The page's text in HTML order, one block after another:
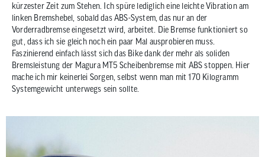
kürzester Zeit zum Stehen. Ich spüre lediglich eine leichte Vibration am
linken Bremshebel, sobald das ABS-System, das nur an der
Vorderradbremse eingesetzt wird, arbeitet. Die Bremse funktioniert so
gut, dass ich sie gleich noch ein paar Mal ausprobieren muss.
Faszinierend einfach lässt sich das Bike dank der mehr als soliden
Bremsleistung der Magura MT5 Scheibenbremse mit ABS stoppen. Hier
mache ich mir keinerlei Sorgen, selbst wenn man mit 170 Kilogramm
Systemgewicht unterwegs sein sollte.